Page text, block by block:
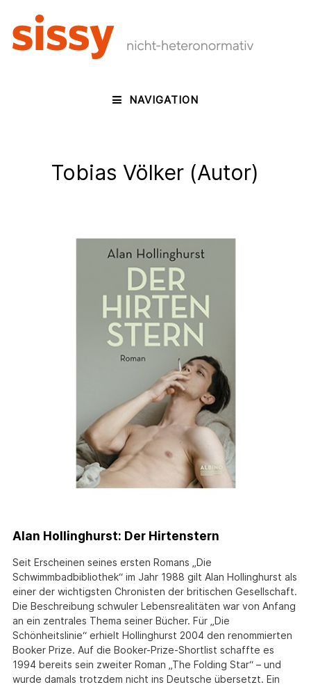
NAVIGATION
Tobias Völker (Autor)
Alan Hollinghurst: Der Hirtenstern
Seit Erscheinen seines ersten Romans „Die
Schwimmbadbibliothek“ im Jahr 1988 gilt Alan Hollinghurst als
einer der wichtigsten Chronisten der britischen Gesellschaft.
Die Beschreibung schwuler Lebensrealitäten war von Anfang
an ein zentrales Thema seiner Bücher. Für „Die
Schönheitslinie“ erhielt Hollinghurst 2004 den renommierten
Booker Prize. Auf die Booker-Prize-Shortlist schaffte es
1994 bereits sein zweiter Roman „The Folding Star“ – und
wurde damals trotzdem nicht ins Deutsche übersetzt. Ein